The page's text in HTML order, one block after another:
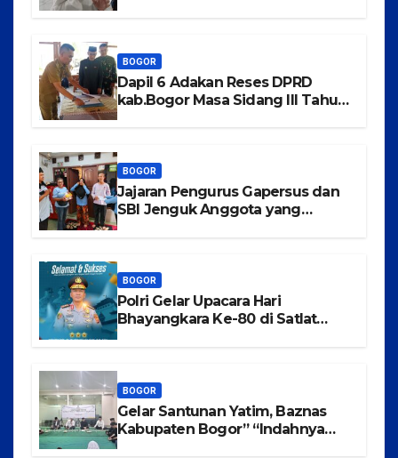
BOGOR
Dapil 6 Adakan Reses DPRD
kab.Bogor Masa Sidang III Tahun
BOGOR
Jajaran Pengurus Gapersus dan
SBI Jenguk Anggota yang
BOGOR
Polri Gelar Upacara Hari
Bhayangkara Ke-80 di Satlat
BOGOR
Gelar Santunan Yatim, Baznas
Kabupaten Bogor” “Indahnya